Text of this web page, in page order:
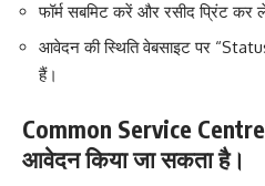
फॉर्म सबमिट करें और रसीद प्रिंट कर
आवेदन की स्थिति वेबसाइट पर
हैं।
Common Service Centre
आवेदन किया जा सकता है।